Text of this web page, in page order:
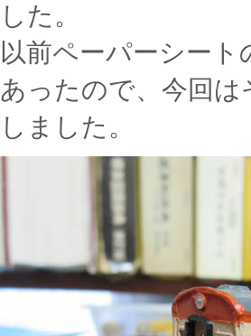
した。
以前ペーパーシー
あったので、今回
しました。